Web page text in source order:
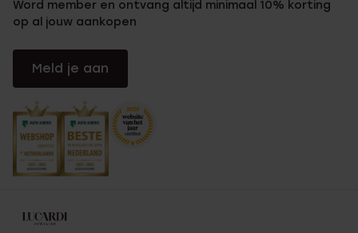
Word member en ontvang altijd minimaal 10% korting
op al jouw aankopen
Meld je aan